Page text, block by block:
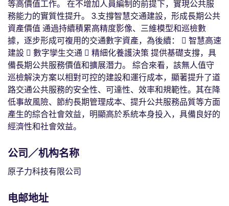
等高價值工作。 在不增加人員編制的前提下，實現公共服
務能力的實質性提升。 3.支撐智慧交通建設，形成長期公共
資產價值 通過持續積累高精度影像、三維模型和巡檢數
據，逐步形成可複用的交通數字資產，為後續：  智慧高速
建設  數字孿生交通  精細化養護決策 提供基礎支撐，具
備長期公共服務價值和擴展潛力。 綜合來看，該無人值守
巡檢解決方案以相對可控的建設和運行成本，顯著提升了道
路交通公共服務的安全性、可達性、效率和規範性。其在降
低事故風險、節約長期管理成本、提升公共服務品質等方面
產生的綜合社會效益，明顯高於系統本身投入，具備良好的
經濟性和社會效益。
公司／机构名称
原子力科技有限公司
电邮地址